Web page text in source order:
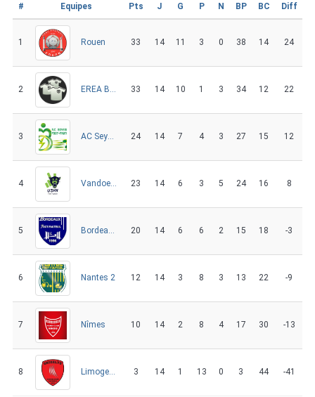
# Equipes Pts J G P N BP BC Diff
1 Rouen 33 14 11 3 0 38 14 24
2 EREA Berck sur Mer 33 14 10 1 3 34 12 22
3 AC Seyssinet Foot Fauteuil 24 14 7 4 3 27 15 12
4 Vandoeuvre 23 14 6 3 5 24 16 8
5 Bordeaux FF 20 14 6 6 2 15 18 -3
6 Nantes 2 12 14 3 8 3 13 22 -9
7 Nîmes 10 14 2 8 4 17 30 -13
8 Limoges 2 3 14 1 13 0 3 44 -41